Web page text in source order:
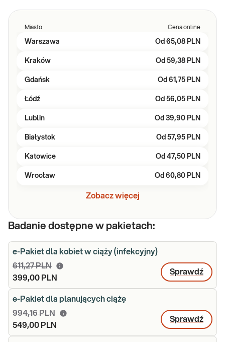
Miasto Cena online
Warszawa Od 65,08 PLN
Kraków Od 59,38 PLN
Gdańsk Od 61,75 PLN
Łódź Od 56,05 PLN
Lublin Od 39,90 PLN
Białystok Od 57,95 PLN
Katowice Od 47,50 PLN
Wrocław Od 60,80 PLN
Zobacz więcej
Badanie dostępne w pakietach:
e-Pakiet dla kobiet w ciąży (infekcyjny)
611,27 PLN
399,00 PLN
Sprawdź
e-Pakiet dla planujących ciążę
994,16 PLN
549,00 PLN
Sprawdź